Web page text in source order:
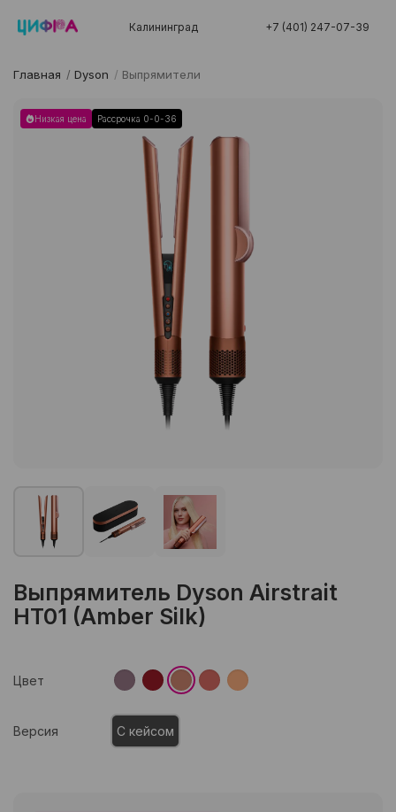
Калининград +7 (401) 247-07-39
Главная / Dyson / Выпрямители
Низкая цена Рассрочка 0-0-36
Выпрямитель Dyson Airstrait
HT01 (Amber Silk)
Цвет
Версия С кейсом